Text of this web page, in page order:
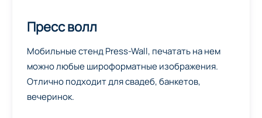
Пресс волл
Мобильные стенд Press-Wall, печатать на нем
можно любые широформатные изображения.
Отлично подходит для свадеб, банкетов,
вечеринок.